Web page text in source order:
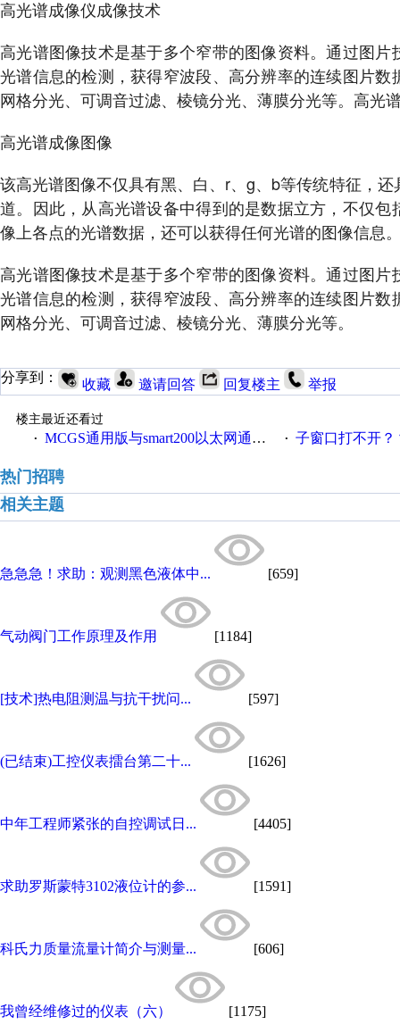
高光谱成像仪成像技术
高光谱图像技术是基于多个窄带的图像资料。通过图
光谱信息的检测，获得窄波段、高分辨率的连续图片
网格分光、可调音过滤、棱镜分光、薄膜分光等。高光
高光谱成像图像
该高光谱图像不仅具有黑、白、r、g、b等传统特征，
道。因此，从高光谱设备中得到的是数据立方，不仅
像上各点的光谱数据，还可以获得任何光谱的图像信息
高光谱图像技术是基于多个窄带的图像资料。通过图
光谱信息的检测，获得窄波段、高分辨率的连续图片
网格分光、可调音过滤、棱镜分光、薄膜分光等。
分享到： 收藏 邀请回答 回复楼主 举报
楼主最近还看过
· MCGS通用版与smart200以太网通讯问题 · 子窗口打不开？
热门招聘
相关主题
急急急！求助：观测黑色液体中... [659]
气动阀门工作原理及作用 [1184]
[技术]热电阻测温与抗干扰问... [597]
(已结束)工控仪表擂台第二十... [1626]
中年工程师紧张的自控调试日... [4405]
求助罗斯蒙特3102液位计的参... [1591]
科氏力质量流量计简介与测量... [606]
我曾经维修过的仪表（六） [1175]